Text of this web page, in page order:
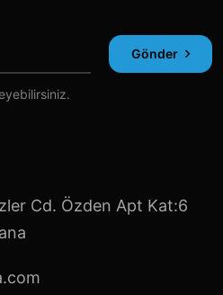
Gönder
Cd. Özden Apt Kat:6